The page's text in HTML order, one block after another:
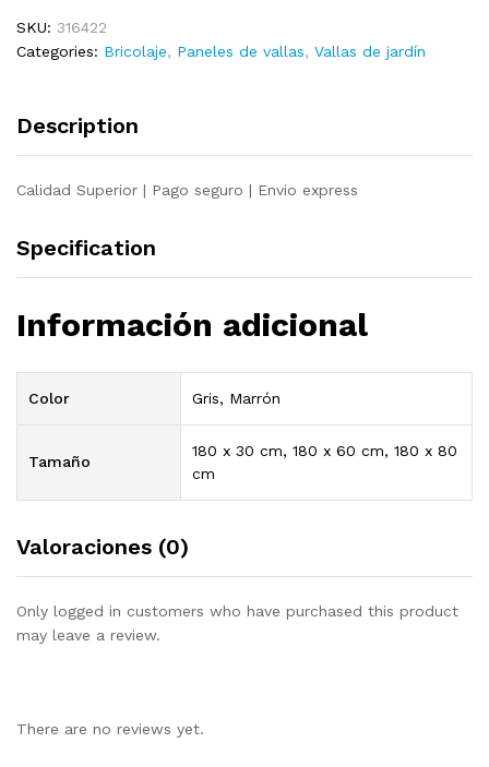
de
abeto
quantity
SKU: 316422
Categories: Bricolaje, Paneles de vallas, Vallas de jardín
Description
Calidad Superior | Pago seguro | Envio express
Specification
Información adicional
Color Gris, Marrón
Tamaño
180 x 30 cm, 180 x 60 cm, 180 x 80
cm
Valoraciones (0)
Only logged in customers who have purchased this product
may leave a review.
There are no reviews yet.